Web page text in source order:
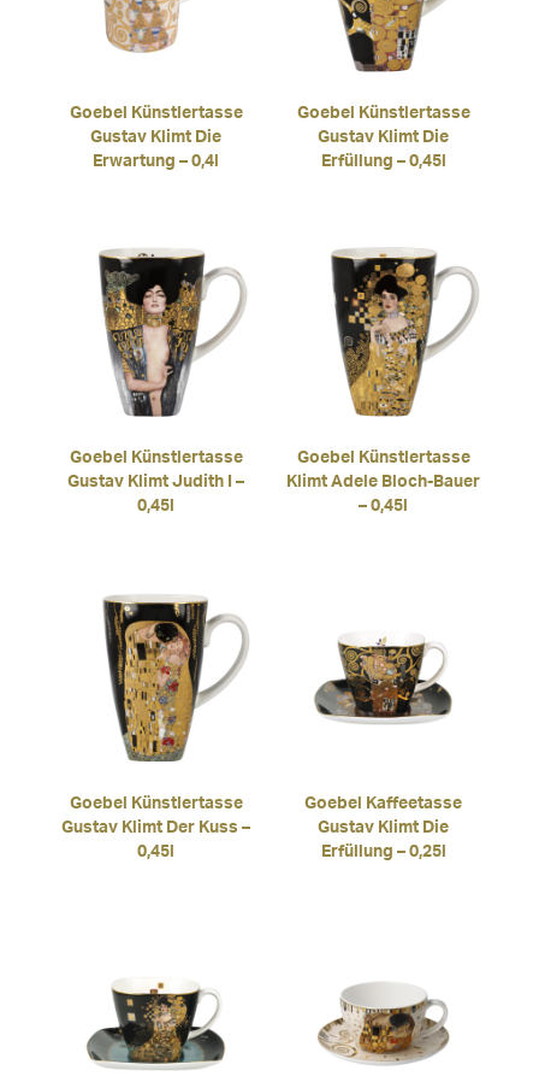
Goebel Künstlertasse
Gustav Klimt Die
Erwartung – 0,4l
Goebel Künstlertasse
Gustav Klimt Die
Erfüllung – 0,45l
Goebel Künstlertasse
Gustav Klimt Judith I –
0,45l
Goebel Künstlertasse
Klimt Adele Bloch-Bauer
– 0,45l
Goebel Künstlertasse
Gustav Klimt Der Kuss –
0,45l
Goebel Kaffeetasse
Gustav Klimt Die
Erfüllung – 0,25l